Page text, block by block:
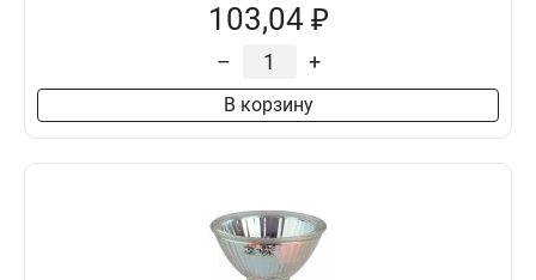
103,04 ₽
– +
В корзину